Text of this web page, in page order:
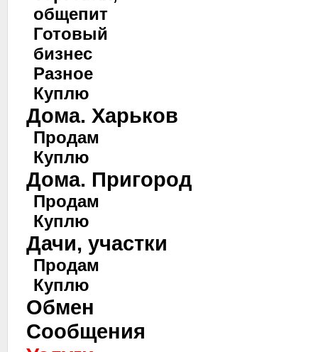
общепит
Готовый
бизнес
Разное
Куплю
Дома. Харьков
Продам
Куплю
Дома. Пригород
Продам
Куплю
Дачи, участки
Продам
Куплю
Обмен
Сообщения